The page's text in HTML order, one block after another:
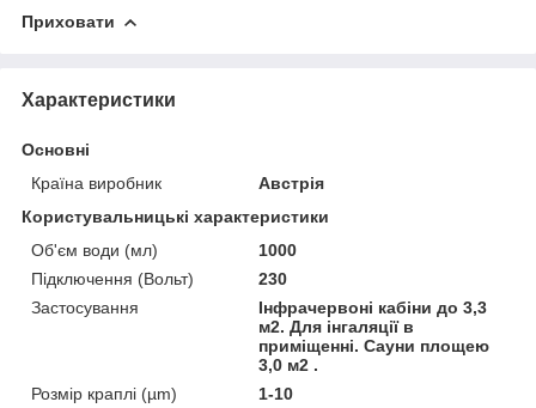
Приховати
Характеристики
Основні
Країна виробник
Австрія
Користувальницькі характеристики
Об'єм води (мл)
1000
Підключення (Вольт)
230
Застосування
Інфрачервоні кабіни до 3,3
м2. Для інгаляції в
приміщенні. Сауни площею
3,0 м2 .
Розмір краплі (µm)
1-10